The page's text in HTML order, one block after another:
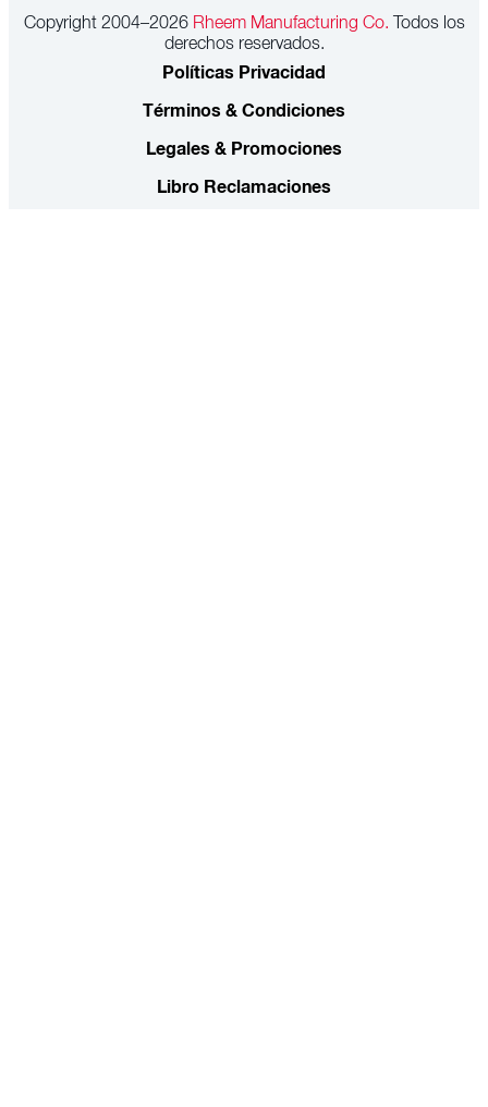
Copyright 2004–2026Rheem Manufacturing Co. Todos los
derechos reservados.
Políticas Privacidad
Términos & Condiciones
Legales & Promociones
Libro Reclamaciones